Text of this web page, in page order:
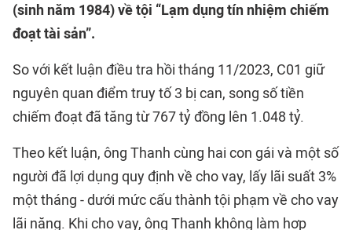
(sinh năm 1984) về tội “Lạm dụng tín nhiệm chiếm
đoạt tài sản”.
So với kết luận điều tra hồi tháng 11/2023, C01 giữ
nguyên quan điểm truy tố 3 bị can, song số tiền
chiếm đoạt đã tăng từ 767 tỷ đồng lên 1.048 tỷ.
Theo kết luận, ông Thanh cùng hai con gái và một số
người đã lợi dụng quy định về cho vay, lấy lãi suất 3%
một tháng - dưới mức cấu thành tội phạm về cho vay
lãi nặng. Khi cho vay, ông Thanh không làm hợp